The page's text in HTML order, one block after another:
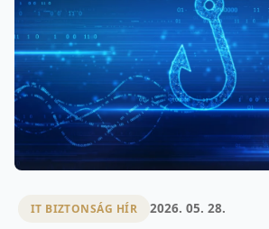
IT BIZTONSÁG HÍR 2026. 05. 28.